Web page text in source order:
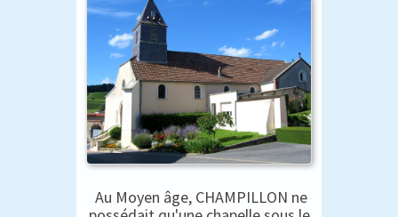
Au Moyen âge, CHAMPILLON ne